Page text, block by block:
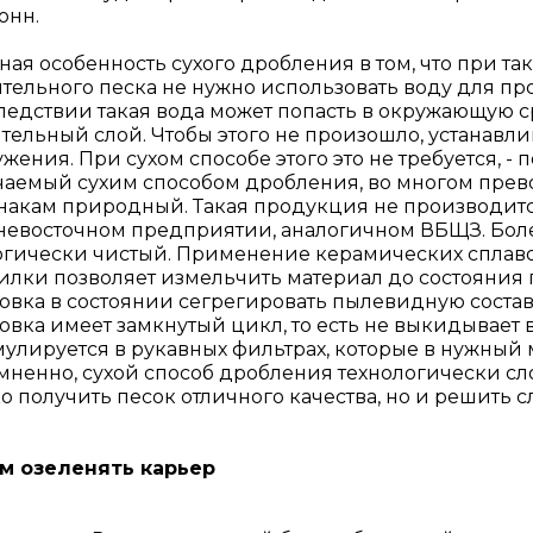
особенность сухого дробления в том, что при
песка не нужно использовать воду для
такая вода может попасть в окружающую
слой. Чтобы этого не произошло,
При сухом способе этого это не требуется,
сухим способом дробления, во многом
природный. Такая продукция не
предприятии, аналогичном ВБЩЗ.
чистый. Применение керамических
позволяет измельчить материал до
в состоянии сегрегировать пылевидную
имеет замкнутый цикл, то есть не выкидывает
в рукавных фильтрах, которые в
сухой способ дробления технологически
получить песок отличного качества, но и
озеленять карьер